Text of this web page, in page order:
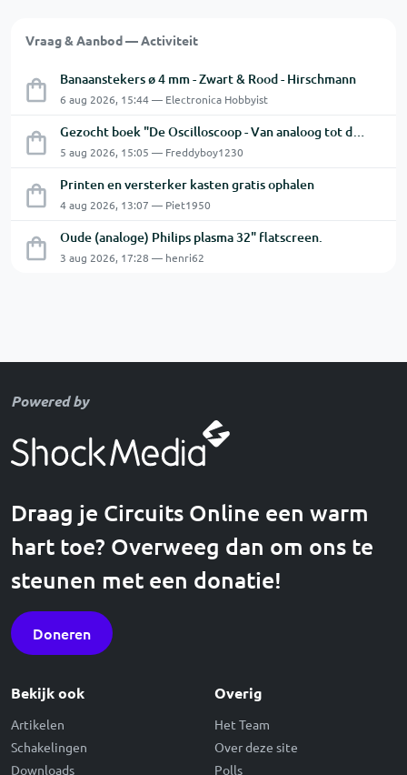
Vraag & Aanbod — Activiteit
Banaanstekers ø 4 mm - Zwart & Rood - Hirschmann
6 aug 2026, 15:44 — Electronica Hobbyist
Gezocht boek "De Oscilloscoop - Van analoog tot digitaal"
5 aug 2026, 15:05 — Freddyboy1230
Printen en versterker kasten gratis ophalen
4 aug 2026, 13:07 — Piet1950
Oude (analoge) Philips plasma 32" flatscreen.
3 aug 2026, 17:28 — henri62
Powered by
Draag je Circuits Online een warm
hart toe? Overweeg dan om ons te
steunen met een donatie!
Doneren
Bekijk ook
Artikelen
Schakelingen
Downloads
Overig
Het Team
Over deze site
Polls